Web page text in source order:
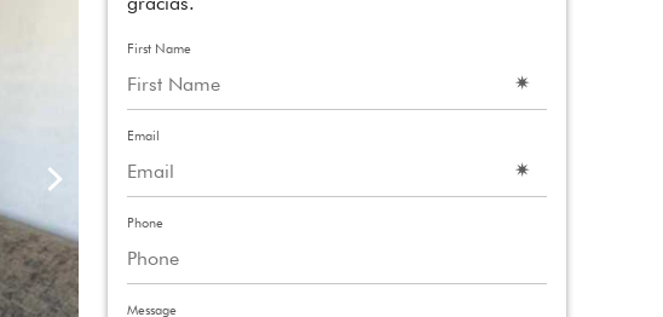
First Name
Email
Phone
Message